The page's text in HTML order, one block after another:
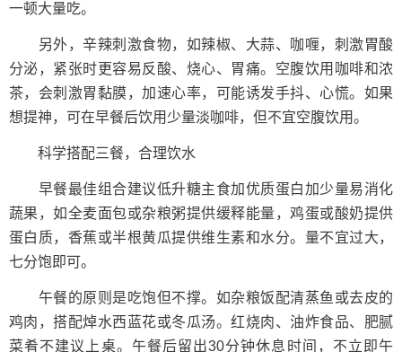
一顿大量吃。
另外，辛辣刺激食物，如辣椒、大蒜、咖喱，刺激胃酸
分泌，紧张时更容易反酸、烧心、胃痛。空腹饮用咖啡和浓
茶，会刺激胃黏膜，加速心率，可能诱发手抖、心慌。如果
想提神，可在早餐后饮用少量淡咖啡，但不宜空腹饮用。
科学搭配三餐，合理饮水
早餐最佳组合建议低升糖主食加优质蛋白加少量易消化
蔬果，如全麦面包或杂粮粥提供缓释能量，鸡蛋或酸奶提供
蛋白质，香蕉或半根黄瓜提供维生素和水分。量不宜过大，
七分饱即可。
午餐的原则是吃饱但不撑。如杂粮饭配清蒸鱼或去皮的
鸡肉，搭配焯水西蓝花或冬瓜汤。红烧肉、油炸食品、肥腻
菜肴不建议上桌。午餐后留出30分钟休息时间，不立即午